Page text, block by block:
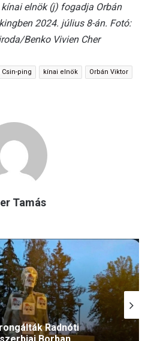
elnök (j) fogadja Orbán
2024. július 8-án. Fotó:
Benko Vivien Cher
Csin-ping kínai elnök Orbán Viktor
Tamás